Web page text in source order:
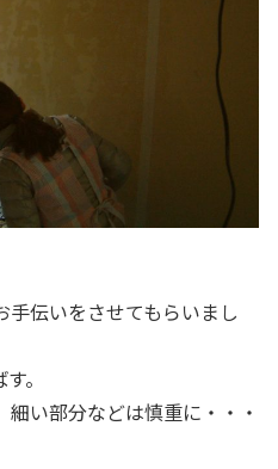
伝いをさせてもらいまし
。
い部分などは慎重に・・・